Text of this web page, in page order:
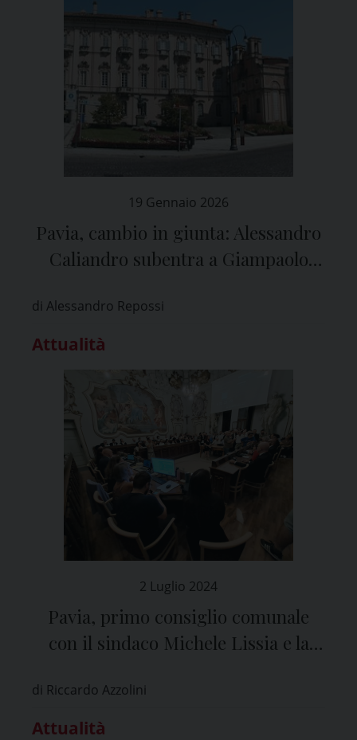
19 Gennaio 2026
Pavia, cambio in giunta: Alessandro
Caliandro subentra a Giampaolo
di Alessandro Repossi
Attualità
2 Luglio 2024
Pavia, primo consiglio comunale
con il sindaco Michele Lissia e la
di Riccardo Azzolini
Attualità